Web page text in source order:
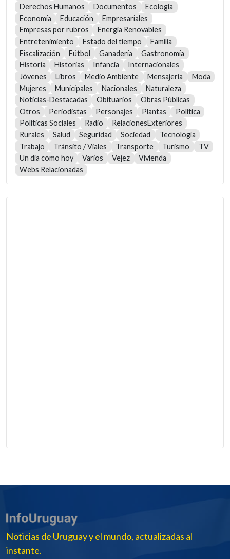
Derechos Humanos
Documentos
Ecología
Economía
Educación
Empresariales
Empresas por rubros
Energía Renovables
Entretenimiento
Estado del tiempo
Familia
Fiscalización
Fútbol Ganadería
Gastronomía
Historia
Historias Infancia
Internacionales
Jóvenes
Libros Medio Ambiente Mensajería
Moda
Mujeres
Municipales Nacionales
Naturaleza
Noticias-Destacadas
Obituarios
Obras Públicas
Otros
Periodistas Personajes Plantas
Política
Políticas Sociales
Radio
RelacionesExteriores
Rurales
Salud Seguridad Sociedad
Tecnología
Trabajo
Tránsito / Viales Transporte Turismo
TV
Un día como hoy
Varios Vejez
Vivienda
Webs Relacionadas
Noticias de Uruguay y el mundo, actualizadas al
instante.